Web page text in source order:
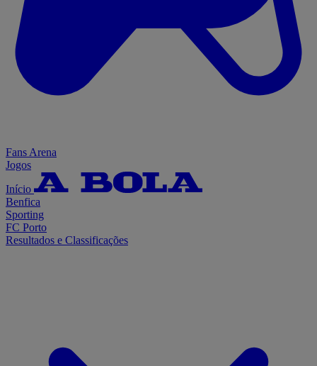
Fans Arena
Jogos
Início
Benfica
Sporting
FC Porto
Resultados e Classificações